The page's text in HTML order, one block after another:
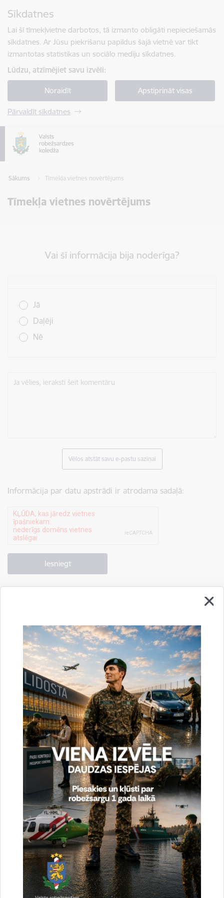
Sīkdatnes
Lai šī tīmekļvietne darbotos, tā izmanto obligāti nepieciešamās
sīkdatnes. Ar Jūsu piekrišanu papildus šajā vietnē var tikt
izmantotas statistikas un sociālo mediju sīkdatnes.
Lūdzu, atzīmējiet savu izvēli:
Noraidīt Apstiprināt visas
Pārvaldīt sīkdatnes
Sākums Tīmekļa vietnes novērtējums
Tīmekļa vietnes novērtējums
Vai šī informācija bija noderīga?
Jā
Daļēji
Nē
Ja vēlies, ieraksti šeit komentāru
Vēlos atstāt savu e-pastu saziņai
Informācija par datu apstrādi ir atrodama sadaļā:
Vai šī informācija bija noderīga?
Sniegt atsauksmi
Esi pirmais, kurš uzzina!
Piesakies jaunumu saņemšanai savā e-pastā.